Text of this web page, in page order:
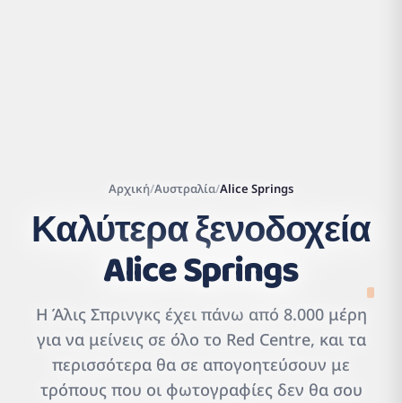
contributors | ©
CARTO
Αρχική/Αυστραλία/Alice Springs
Καλύτερα ξενοδοχεία
Alice Springs
Η Άλις Σπρινγκς έχει πάνω από 8.000 μέρη
για να μείνεις σε όλο το Red Centre, και τα
περισσότερα θα σε απογοητεύσουν με
τρόπους που οι φωτογραφίες δεν θα σου